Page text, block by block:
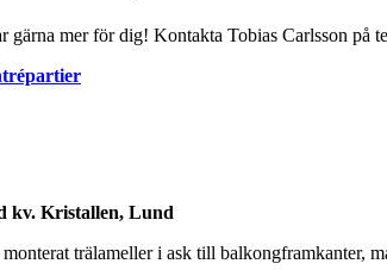
gärna mer för dig! Kontakta Tobias Carlsson på
kv. Kristallen, Lund
trälameller i ask till balkongframkanter,